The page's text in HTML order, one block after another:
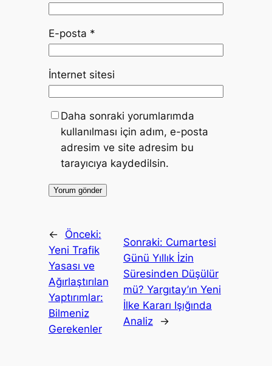
E-posta *
İnternet sitesi
Daha sonraki yorumlarımda
kullanılması için adım, e-posta
adresim ve site adresim bu
tarayıcıya kaydedilsin.
←
Önceki:
Yeni Trafik
Yasası ve
Ağırlaştırılan
Yaptırımlar:
Bilmeniz
Gerekenler
Sonraki: Cumartesi
Günü Yıllık İzin
Süresinden Düşülür
mü? Yargıtay’ın Yeni
İlke Kararı Işığında
Analiz
→